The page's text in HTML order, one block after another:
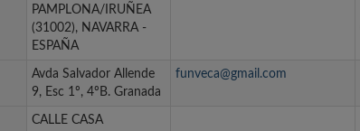
PAMPLONA/IRUÑEA
(31002), NAVARRA -
ESPAÑA
Avda Salvador Allende
9, Esc 1º, 4ºB. Granada
funveca@gmail.com
CALLE CASA